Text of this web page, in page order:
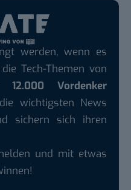
werden, wenn es
Tech-Themen von
12.000 Vordenker
wichtigsten News
sichern sich ihren
und mit etwas